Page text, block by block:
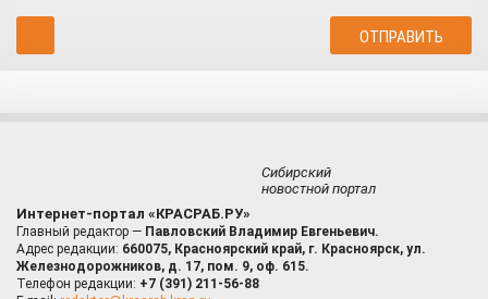
Сибирский
новостной портал
Интернет-портал «КРАСРАБ.РУ»
Главный редактор — Павловский Владимир Евгеньевич.
Адрес редакции: 660075, Красноярский край, г. Красноярск, ул.
Железнодорожников, д. 17, пом. 9, оф. 615.
Телефон редакции: +7 (391) 211-56-88